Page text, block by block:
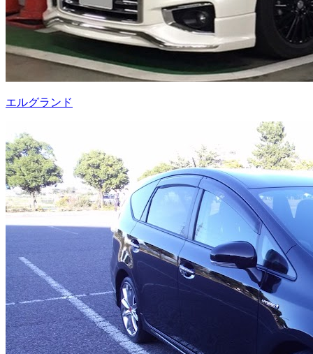
エルグランド